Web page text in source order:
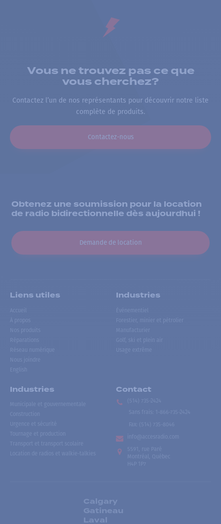
Vous ne trouvez pas ce que
vous cherchez?
Contactez l’un de nos représentants pour découvrir notre liste
complète de produits.
Contactez-nous
Obtenez une soumission pour la location
de radio bidirectionnelle dès aujourdhui !
Demande de location
Liens utiles
Accueil
À propos
Nos produits
Réparations
Réseau numérique
Nous joindre
English
Industries
Événementiel
Forestier, minier et pétrolier
Manufacturier
Golf, ski et plein air
Usage extrême
Industries
Municipale et gouvernementale
Construction
Urgence et sécurité
Tournage et production
Transport et transport scolaire
Location de radios et walkie-talkies
Contact
(514) 735-2424
Sans frais
1-866-735-2424
Fax:
(514) 735-8046
info@accesradio.com
5591, rue Paré
Montréal, Québec
H4P 1P7
Calgary
Gatineau
Laval